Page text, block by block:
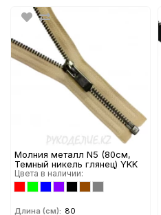
Молния металл N5 (80см,
Темный никель глянец) YKK
Цвета в наличии:
Длина (см): 80